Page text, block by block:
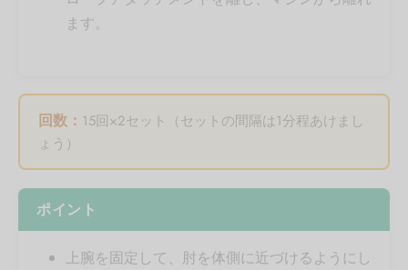
ます。
回数： 15回×2セット（セットの間隔は1分程あけまし
ょう）
ポイント
上腕を固定して、肘を体側に近づけるようにし